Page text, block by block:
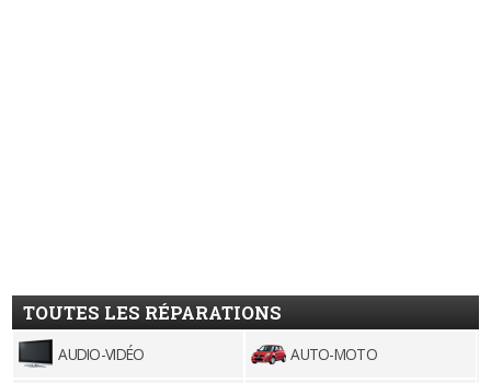
TOUTES LES RÉPARATIONS
AUDIO-VIDÉO AUTO-MOTO